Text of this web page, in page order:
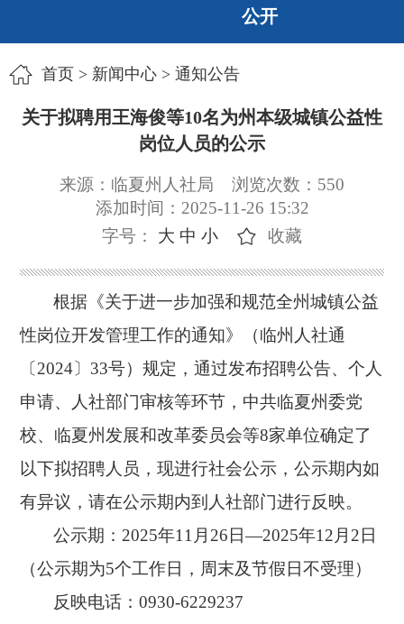
公开
首页> 新闻中心> 通知公告
关于拟聘用王海俊等10名为州本级城镇公益性
岗位人员的公示
来源：临夏州人社局 浏览次数： 550
添加时间：2025-11-26 15:32
字号： 大 中 小 收藏
根据《关于进一步加强和规范全州城镇公益
性岗位开发管理工作的通知》（临州人社通
〔2024〕33号）规定，通过发布招聘公告、个人
申请、人社部门审核等环节，中共临夏州委党
校、临夏州发展和改革委员会等8家单位确定了
以下拟招聘人员，现进行社会公示，公示期内如
有异议，请在公示期内到人社部门进行反映。
公示期： 2025年11月26日—2025年12月2日
（公示期为5个工作日，周末及节假日不受理）
反映电话：0930-6229237